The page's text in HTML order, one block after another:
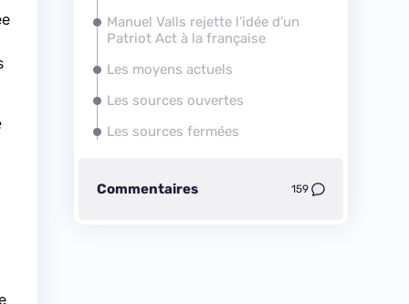
Manuel Valls rejette l’idée d’un
Patriot Act à la française
Les moyens actuels
Les sources ouvertes
Les sources fermées
Commentaires 159